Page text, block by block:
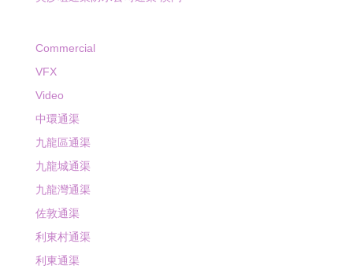
Commercial
VFX
Video
中環通渠
九龍區通渠
九龍城通渠
九龍灣通渠
佐敦通渠
利東村通渠
利東通渠